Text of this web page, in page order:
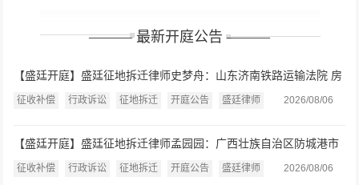
——— 最新开庭公告 ———
【盛廷开庭】盛廷征地拆迁律师史梦舟：山东济南铁路运输法院 房
屋征收补偿决定案开庭公告（2026.8.7）
征收补偿 行政诉讼 征地拆迁 开庭公告 盛廷律师 2026/08/06
【盛廷开庭】盛廷征地拆迁律师孟园园：广西壮族自治区防城港市
中级人民法院 房屋征收或征用补偿、行政赔偿案开庭公告
征收补偿 行政诉讼 征地拆迁 开庭公告 盛廷律师 2026/08/06